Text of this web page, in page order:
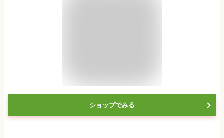
ショップでみる